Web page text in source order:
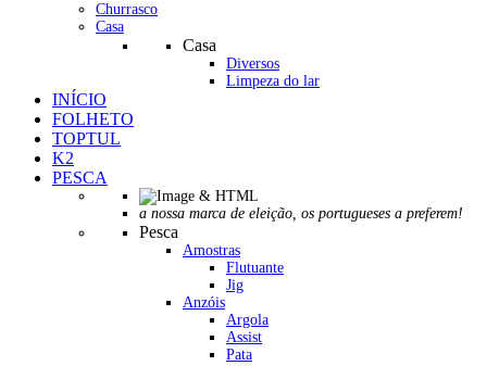
Churrasco
Casa
Casa
Diversos
Limpeza do lar
INÍCIO
FOLHETO
TOPTUL
K2
PESCA
a nossa marca de eleição, os portugueses a preferem!
Pesca
Amostras
Flutuante
Jig
Anzóis
Argola
Assist
Pata